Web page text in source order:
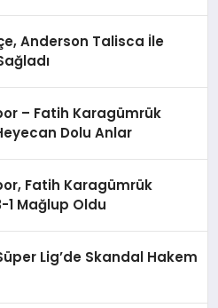
Anderson Talisca İle
– Fatih Karagümrük
Dolu Anlar
Fatih Karagümrük
1 Mağlup Oldu
Lig’de Skandal Hakem